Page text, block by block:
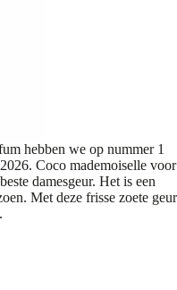
hebben we op nummer 1
Coco mademoiselle voor
damesgeur. Het is een
Met deze frisse zoete geur